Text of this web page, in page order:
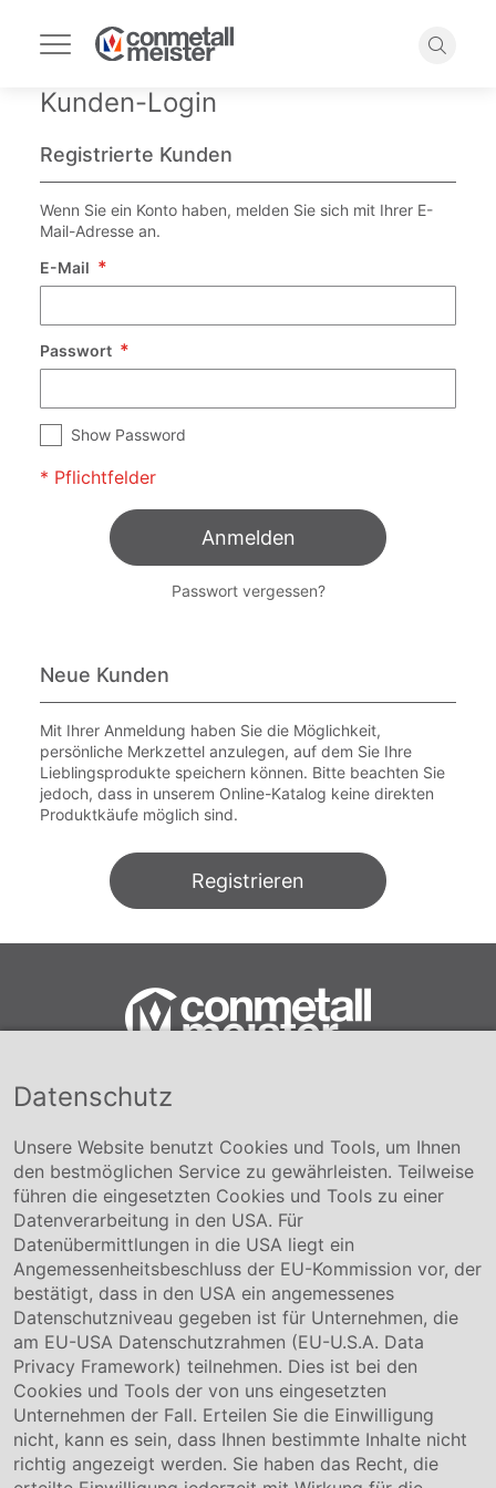
Navigation
umschalten
Suche
Kunden-Login
Registrierte Kunden
Wenn Sie ein Konto haben, melden Sie sich mit Ihrer E-
Mail-Adresse an.
E-Mail
Passwort
Show Password
Anmelden
Passwort vergessen?
Neue Kunden
Mit Ihrer Anmeldung haben Sie die Möglichkeit,
persönliche Merkzettel anzulegen, auf dem Sie Ihre
Lieblingsprodukte speichern können. Bitte beachten Sie
jedoch, dass in unserem Online-Katalog keine direkten
Produktkäufe möglich sind.
Registrieren
Conmetall Meister GmbH
+49 5141-180
info@conmetallmeister.de
www.conmetallmeister.de
Unternehmen
Über uns
Compliance
Hinweisgebersystem
Karriere
Service & Kontakt
Kontakt
Downloads
Garantiebedingungen
Datenschutz
Unsere Website benutzt Cookies und Tools, um Ihnen
den bestmöglichen Service zu gewährleisten. Teilweise
führen die eingesetzten Cookies und Tools zu einer
Datenverarbeitung in den USA. Für
Datenübermittlungen in die USA liegt ein
Angemessenheitsbeschluss der EU-Kommission vor, der
bestätigt, dass in den USA ein angemessenes
Datenschutzniveau gegeben ist für Unternehmen, die
am EU-USA Datenschutzrahmen (EU-U.S.A. Data
Privacy Framework) teilnehmen. Dies ist bei den
Cookies und Tools der von uns eingesetzten
Unternehmen der Fall. Erteilen Sie die Einwilligung
nicht, kann es sein, dass Ihnen bestimmte Inhalte nicht
richtig angezeigt werden. Sie haben das Recht, die